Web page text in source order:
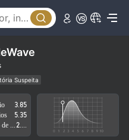
Suspeita
suspeita
Risco potencial alto
3.85
5.35